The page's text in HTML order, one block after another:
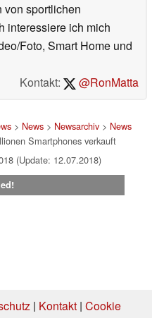
von sportlichen
interessiere ich mich
Foto, Smart Home und
Kontakt:
@RonMatta
> News> Newsarchiv> News
Smartphones verkauft
(Update: 12.07.2018)
| Kontakt| Cookie